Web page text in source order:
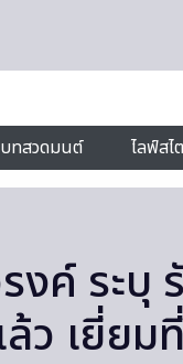
บทสวดมนต์ ไลฟ์สไ
งค์ ระ
ว เยี่ยม